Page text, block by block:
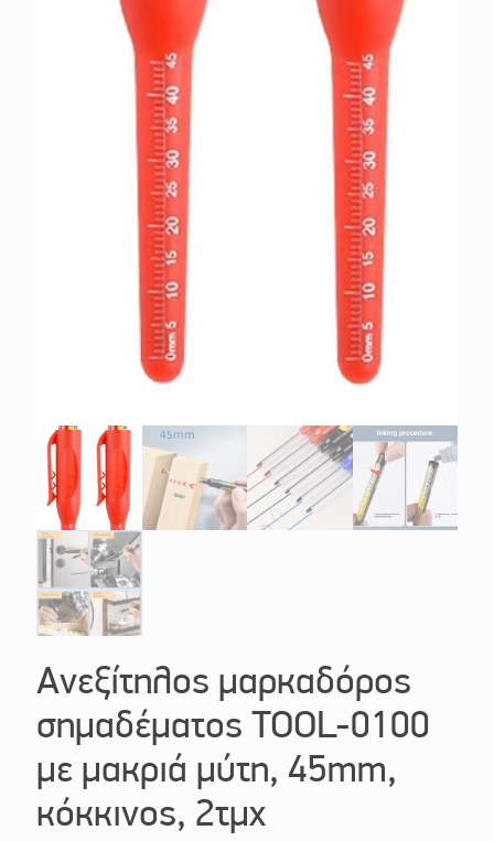
Ανεξίτηλος μαρκαδόρος
σημαδέματος TOOL-0100
με μακριά μύτη, 45mm,
κόκκινος, 2τμχ